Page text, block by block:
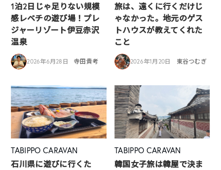
1泊2日じゃ足りない規模
感レベチの遊び場！プレ
ジャーリゾート伊豆赤沢
温泉
2026年6月28日 寺田貴考
旅は、遠くに行くだけじ
ゃなかった。地元のゲス
トハウスが教えてくれた
こと
2026年1月20日 東谷つむぎ
TABIPPO CARAVAN
石川県に遊びに行くた
TABIPPO CARAVAN
韓国女子旅は韓屋で決ま